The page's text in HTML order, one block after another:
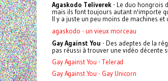
Agaskodo Teliverek - Le duo hongrois
mais ils font toujours autant n'importe
Il y a juste un peu moins de machines
agaskodo - un vieux morceau
Gay Against You - Des adeptes de la
pas réussi à trouver une vidéo décente
Gay Against You - Telerad
Gay Against You - Gay Unicorn